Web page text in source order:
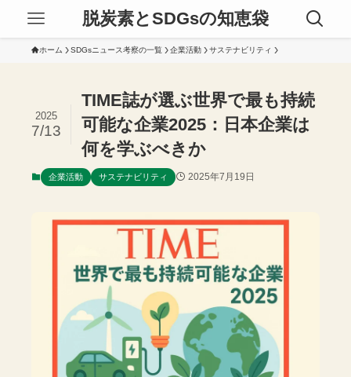
脱炭素とSDGsの知恵袋
ホーム SDGsニュース考察の一覧 企業活動 サステナビリティ
TIME誌が選ぶ世界で最も持続
可能な企業2025：日本企業は
何を学ぶべきか
2025
7/13
企業活動 サステナビリティ 2025年7月19日